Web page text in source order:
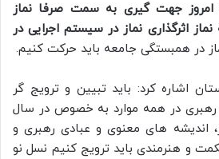
امروز جهت گیری به سمت صرفا نماز
اثرگذاری نماز در سیستم اجرایی در
در همبستگی جامعه باید حرکت کنیم.
اشاره کرد: باید تبیین و ترویج گر
در همه موارد به خصوص در سال
اندیشه های معنوی و عبادی رهبری و
و هنرمندی باید ترویج کنیم نسل نو